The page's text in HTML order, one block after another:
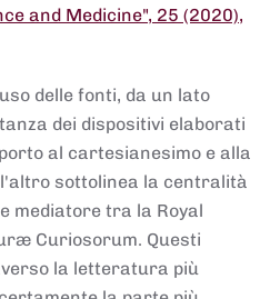
and Medicine", 25 (2020),
delle fonti, da un lato
dei dispositivi elaborati
al cartesianesimo e alla
sottolinea la centralità
mediatore tra la Royal
Curiosorum. Questi
la letteratura più